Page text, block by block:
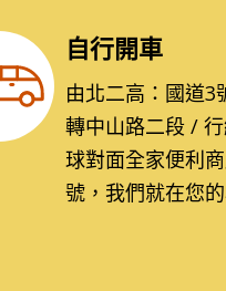
自行開車
由北二高：國道
轉中山路二段 /
球對面全家便利
號，我們就在您